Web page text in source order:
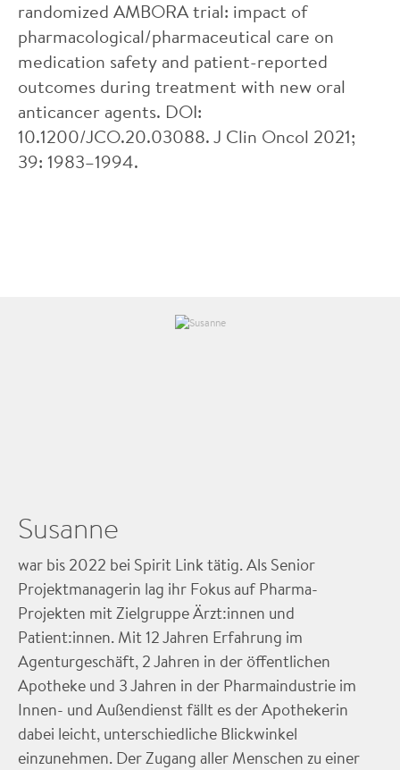
randomized AMBORA trial: impact of
pharmacological/pharmaceutical care on
medication safety and patient-reported
outcomes during treatment with new oral
anticancer agents. DOI:
10.1200/JCO.20.03088. J Clin Oncol 2021;
39: 1983–1994.
Susanne
war bis 2022 bei Spirit Link tätig. Als Senior
Projektmanagerin lag ihr Fokus auf Pharma-
Projekten mit Zielgruppe Ärzt:innen und
Patient:innen. Mit 12 Jahren Erfahrung im
Agenturgeschäft, 2 Jahren in der öffentlichen
Apotheke und 3 Jahren in der Pharmaindustrie im
Innen- und Außendienst fällt es der Apothekerin
dabei leicht, unterschiedliche Blickwinkel
einzunehmen. Der Zugang aller Menschen zu einer